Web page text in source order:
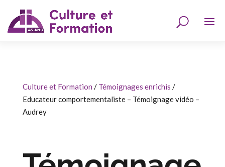
Culture et Formation / Témoignages enrichis /
Educateur comportementaliste – Témoignage vidéo –
Audrey